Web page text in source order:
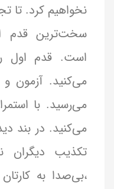
نخواهیم کرد. تا
سخت‌ترین قدم
است. قدم اول
می‌کنید. آزمون
می‌رسید. با
می‌کنید. در بند
تکذیب دیگران
،بی‌صدا به